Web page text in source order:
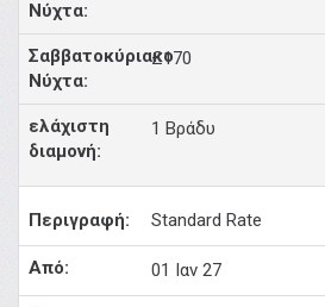
£170
1 Βράδυ
Standard Rate
01 Ιαν 27